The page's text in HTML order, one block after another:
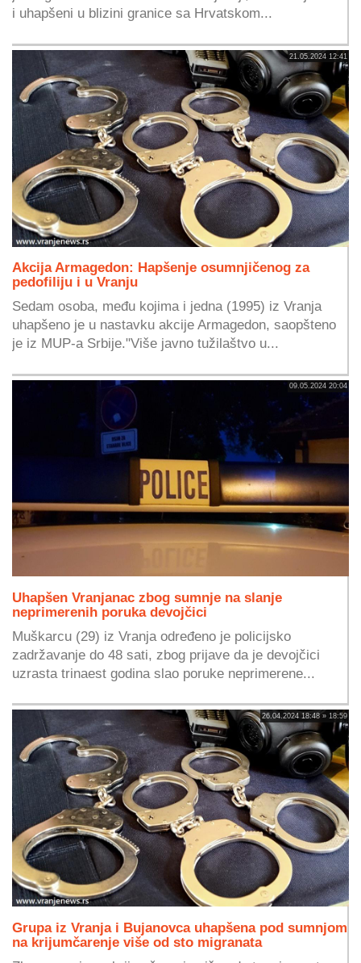
i uhapšeni u blizini granice sa Hrvatskom...
21.05.2024 12:41
Akcija Armagedon: Hapšenje osumnjičenog za
pedofiliju i u Vranju
Sedam osoba, među kojima i jedna (1995) iz Vranja
uhapšeno je u nastavku akcije Armagedon, saopšteno
je iz MUP-a Srbije."Više javno tužilaštvo u...
09.05.2024 20:04
Uhapšen Vranjanac zbog sumnje na slanje
neprimerenih poruka devojčici
Muškarcu (29) iz Vranja određeno je policijsko
zadržavanje do 48 sati, zbog prijave da je devojčici
uzrasta trinaest godina slao poruke neprimerene...
26.04.2024 18:48 » 18:59
Grupa iz Vranja i Bujanovca uhapšena pod sumnjom
na krijumčarenje više od sto migranata